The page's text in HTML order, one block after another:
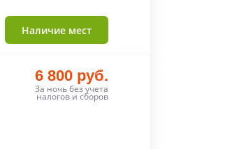
Наличие мест
6 800 руб.
За ночь без учета
налогов и сборов